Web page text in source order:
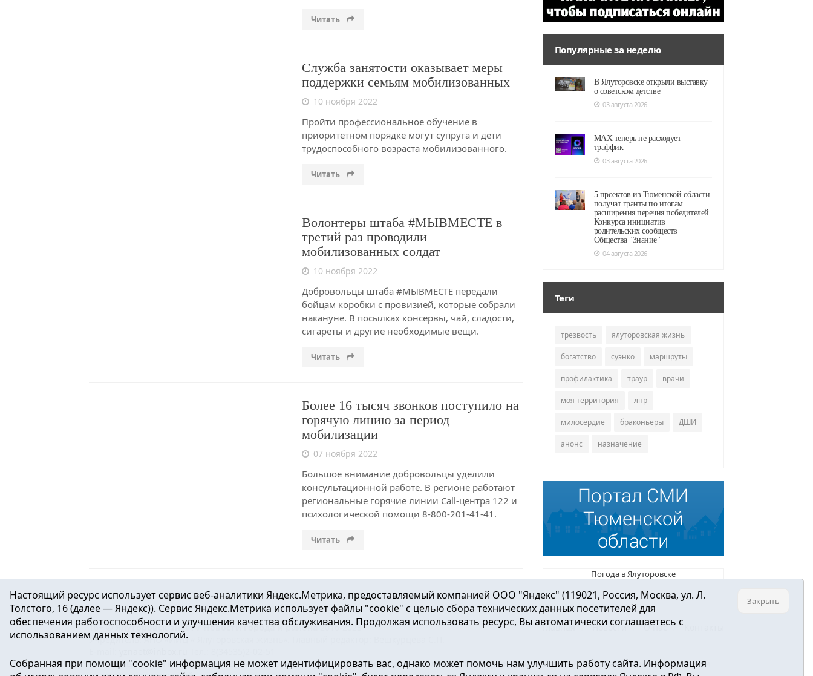
Читать
Служба занятости оказывает меры
поддержки семьям мобилизованных
10 ноября 2022
Пройти профессиональное обучение в
приоритетном порядке могут супруга и дети
трудоспособного возраста мобилизованного.
Читать
Волонтеры штаба #МЫВМЕСТЕ в
третий раз проводили
мобилизованных солдат
10 ноября 2022
Добровольцы штаба #МЫВМЕСТЕ передали
бойцам коробки с провизией, которые собрали
накануне. В посылках консервы, чай, сладости,
сигареты и другие необходимые вещи.
Читать
Более 16 тысяч звонков поступило на
горячую линию за период
мобилизации
07 ноября 2022
Большое внимание добровольцы уделили
консультационной работе. В регионе работают
региональные горячие линии Call-центра 122 и
психологической помощи 8-800-201-41-41.
Читать
Популярные за неделю
В Ялуторовске открыли выставку
о советском детстве
03 августа 2026
MAX теперь не расходует
траффик
03 августа 2026
5 проектов из Тюменской области
получат гранты по итогам
расширения перечня победителей
Конкурса инициатив
родительских сообществ
Общества "Знание"
04 августа 2026
Теги
трезвость ялуторовская жизнь
богатство суэнко маршруты
профилактика траур врачи
моя территория лнр
милосердие браконьеры ДШИ
анонс назначение
Погода в Ялуторовске
Главная Новости О нас
16+ ©Ялуторовск знает / Новости города и района2016-2023
Учредитель: АНО «ИИЦ « Ялуторовская жизнь». Главный редактор: Вешкурцева С.П.
Регистрационный номер ЭЛ № ФС 77-64937 от 24.02.2016г. выдан Федеральной службой по надзору в сфере связи, информационных технологий и
Настоящий ресурс использует сервис веб-аналитики Яндекс.Метрика, предоставляемый компанией ООО "Яндекс" (119021, Россия, Москва, ул. Л.
Толстого, 16 (далее — Яндекс)). Сервис Яндекс.Метрика использует файлы "cookie" с целью сбора технических данных посетителей для
обеспечения работоспособности и улучшения качества обслуживания. Продолжая использовать ресурс, Вы автоматически соглашаетесь с
использованием данных технологий.
Собранная при помощи "cookie" информация не может идентифицировать вас, однако может помочь нам улучшить работу сайта. Информация
Закрыть